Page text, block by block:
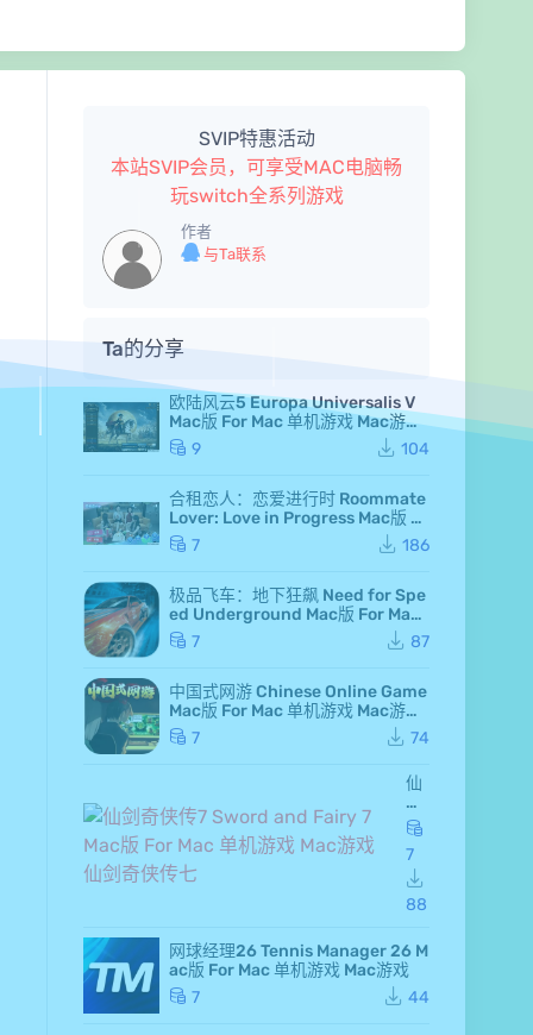
SVIP特惠活动
本站SVIP会员，可享受MAC电脑畅
玩switch全系列游戏
作者
与Ta联系
Ta的分享
欧陆风云5 Europa Universalis V
Mac版 For Mac 单机游戏 Mac游戏
高级白金版 全DLC版
9 104
合租恋人：恋爱进行时 Roommate
Lover: Love in Progress Mac版 Fo
r Mac GameStart Mac游戏
7 186
极品飞车：地下狂飙 Need for Spe
ed Underground Mac版 For Mac
极品飞车7 Mac游戏
7 87
中国式网游 Chinese Online Game
Mac版 For Mac 单机游戏 Mac游戏
MMOSimulator
7 74
仙
剑
奇
侠
传
7 S
wo
rd
d F
air
y 7
7
88
网球经理26 Tennis Manager 26 M
ac版 For Mac 单机游戏 Mac游戏
7
44